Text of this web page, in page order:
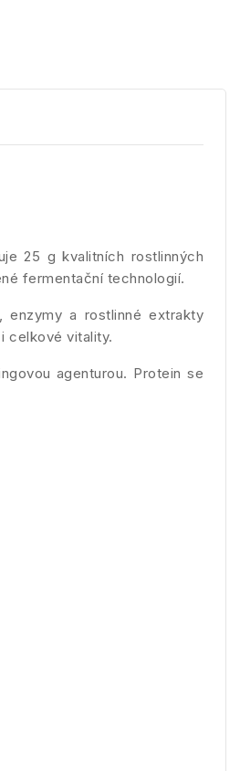
25 g kvalitních rostlinných
fermentační technologií.
enzymy a rostlinné extrakty
celkové vitality.
agenturou. Protein se